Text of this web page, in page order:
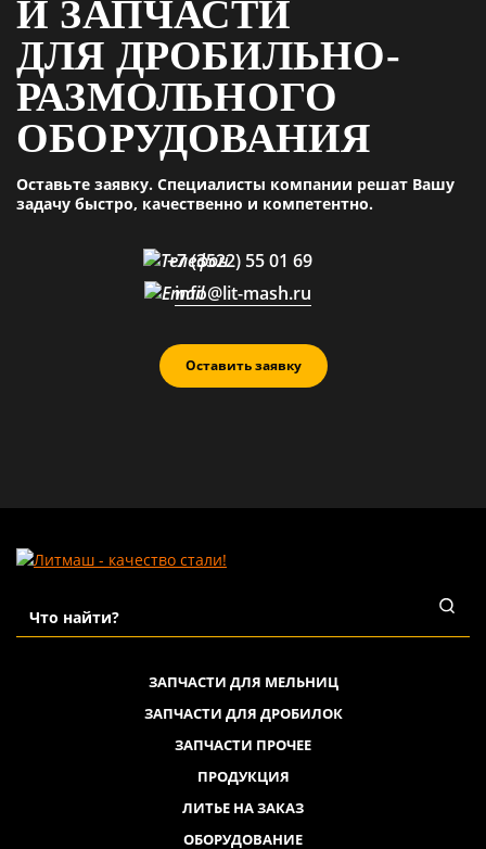
И ЗАПЧАСТИ
ДЛЯ ДРОБИЛЬНО-
РАЗМОЛЬНОГО
ОБОРУДОВАНИЯ
Оставьте заявку. Специалисты компании решат Вашу
задачу быстро, качественно и компетентно.
Оставить заявку
+7 (3522) 55 01 69
info@lit-mash.ru
ЗАПЧАСТИ ДЛЯ МЕЛЬНИЦ
ЗАПЧАСТИ ДЛЯ ДРОБИЛОК
ЗАПЧАСТИ ПРОЧЕЕ
ПРОДУКЦИЯ
ЛИТЬЕ НА ЗАКАЗ
ОБОРУДОВАНИЕ